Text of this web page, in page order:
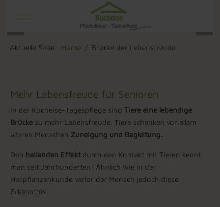
Mobile Menu Toggle
Aktuelle Seite: Home Brücke der Lebensfreude
Mehr Lebensfreude für Senioren
In der Kocheise-Tagespflege sind Tiere eine lebendige
Brückezu mehr Lebensfreude. Tiere schenken vor allem
älteren Menschen Zuneigung und Begleitung.
Den heilenden Effektdurch den Kontakt mit Tieren kennt
man seit Jahrhunderten! Ähnlich wie in der
Heilpflanzenkunde verlor der Mensch jedoch diese
Erkenntnis.